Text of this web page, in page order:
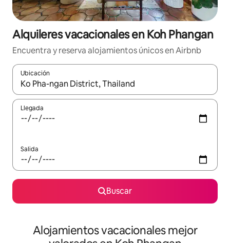
Alquileres vacacionales en Koh Phangan
Encuentra y reserva alojamientos únicos en Airbnb
Ubicación
Cuando los resultados estén disponibles, navega con las
Llegada
Salida
Buscar
Alojamientos vacacionales mejor